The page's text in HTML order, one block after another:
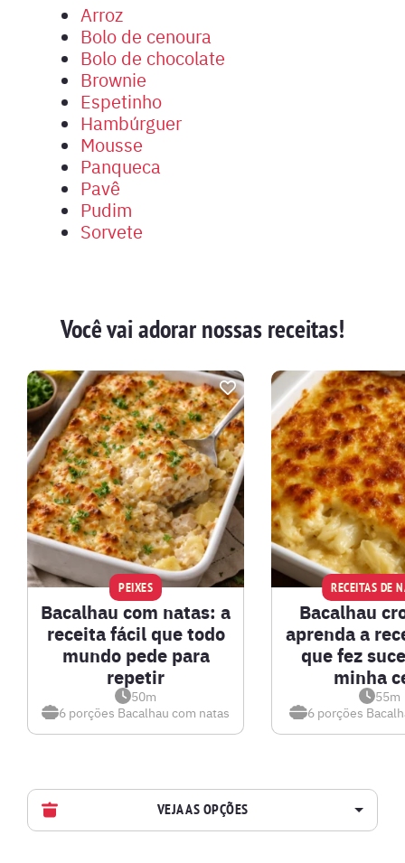
Arroz
Bolo de cenoura
Bolo de chocolate
Brownie
Espetinho
Hambúrguer
Mousse
Panqueca
Pavê
Pudim
Sorvete
Você vai adorar nossas receitas!
PEIXES
Bacalhau com natas: a
receita fácil que todo
mundo pede para
repetir
50m
6 porções Bacalhau com natas
RECEITAS DE
Bacalhau
aprenda a
que fez
minha
55m
6 porções
VEJA AS OPÇÕES